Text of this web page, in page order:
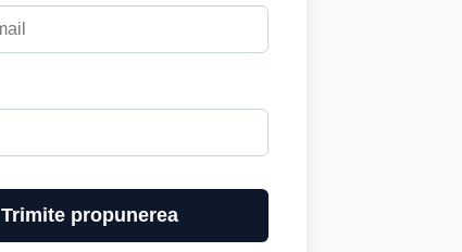
Trimite propunerea